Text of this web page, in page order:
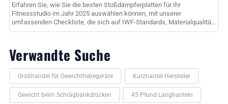
Erfahren Sie, wie Sie die besten Stoßdämpferplatten für Ihr
Fitnessstudio im Jahr 2025 auswählen können, mit unserer
umfassenden Checkliste, die sich auf IWF-Standards, Materialqualität,
Bounce-Werte und ......
Verwandte Suche
Großhandel für Gewichthebegeräte Kurzhantel Hersteller
Gewicht beim Schrägbankdrücken 45 Pfund Langhanteln